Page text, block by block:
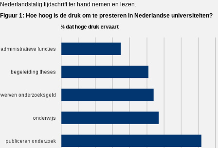
Nederlandstalig tijdschrift ter hand nemen en lezen.
Figuur 1: Hoe hoog is de druk om te presteren in Nederlandse universiteiten?